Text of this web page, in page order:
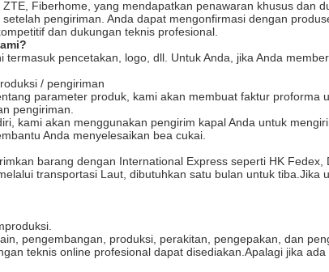
Fiberhome, yang mendapatkan penawaran khusus dan
pengiriman. Anda dapat mengonfirmasi dengan
dan dukungan teknis profesional.
pencetakan, logo, dll. Untuk Anda, jika Anda
/ pengiriman
parameter produk, kami akan membuat faktur
pengiriman.
kami akan menggunakan pengirim kapal Anda untuk
Anda menyelesaikan bea cukai.
barang dengan International Express seperti HK
transportasi Laut, dibutuhkan satu bulan untuk
pengembangan, produksi, perakitan, pengepakan, dan
teknis online profesional dapat disediakan.Apalagi jika